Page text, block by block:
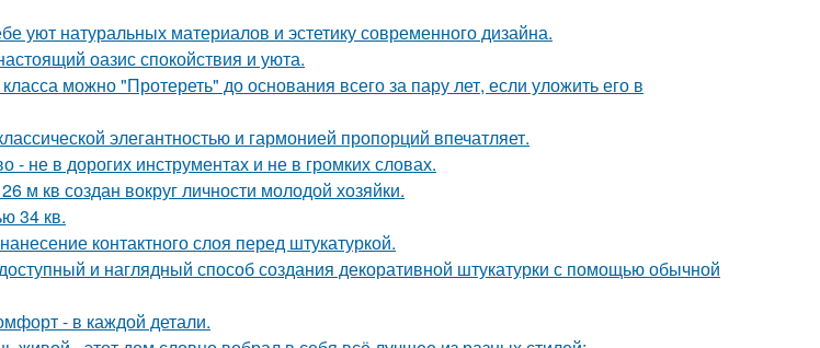
уют натуральных материалов и эстетику современного дизайна.
оазис спокойствия и уюта.
можно "Протереть" до основания всего за пару лет, если уложить его в
элегантностью и гармонией пропорций впечатляет.
- не в дорогих инструментах и не в громких словах.
м кв создан вокруг личности молодой хозяйки.
34 кв.
контактного слоя перед штукатуркой.
и наглядный способ создания декоративной штукатурки с помощью обычной
- в каждой детали.